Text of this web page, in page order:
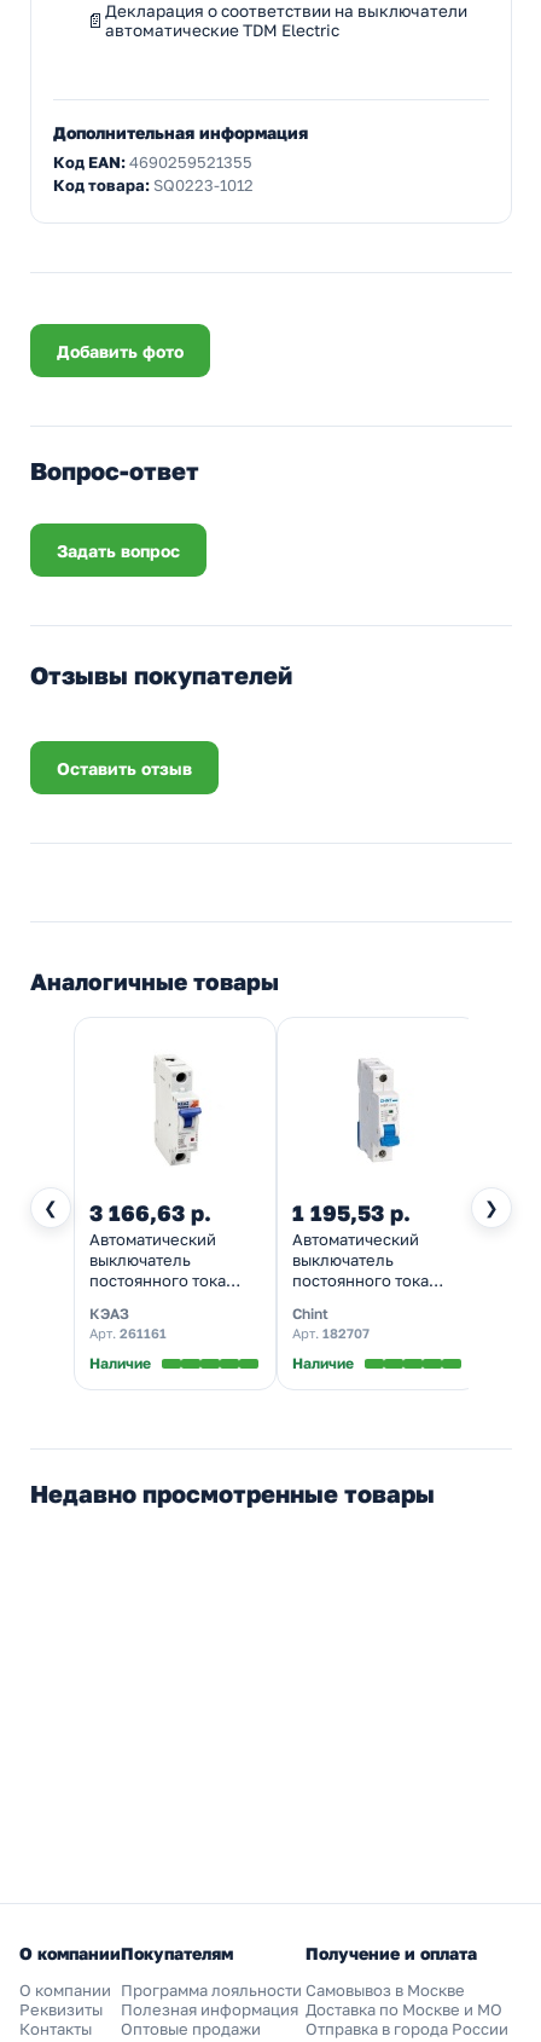
Декларация о соответствии на выключатели
автоматические TDM Electric
Дополнительная информация
Код EAN:4690259521355
Код товара: SQ0223-1012
Добавить фото
Вопрос-ответ
Задать вопрос
Отзывы покупателей
Оставить отзыв
Аналогичные товары
❮ ❯
3 166,63 р.
Автоматический
выключатель
постоянного тока
С20А DC220В 6kA
(BM63-1C20-DC-
УХЛ3) (автомат
КЭАЗ
Арт. 261161
Наличие
1 195,53 р.
Автоматический
выключатель
постоянного тока
С20А DC250В 6kA
(автомат
электрический)
Chint
Арт. 182707
Наличие
Недавно просмотренные товары
О компании
О компании
Реквизиты
Контакты
Покупателям
Программа лояльности
Полезная информация
Оптовые продажи
Получение и оплата
Самовывоз в Москве
Доставка по Москве и МО
Отправка в города России